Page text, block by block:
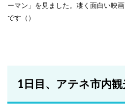
ーマン」を見ました。凄く面白い映
です（）
1日目、アテネ市内観